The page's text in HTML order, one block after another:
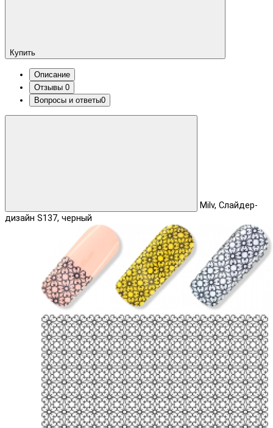
Купить
Описание
Отзывы 0
Вопросы и ответы0
Milv, Слайдер-
дизайн S137, черный